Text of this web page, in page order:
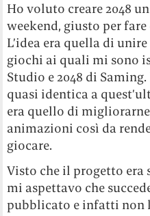
Ho voluto creare 2048
weekend, giusto per
L’idea era quella di
giochi ai quali mi sono
Studio e 2048 di
quasi identica a
era quello di
animazioni così da
giocare.
Visto che il progetto era
mi aspettavo che
pubblicato e infatti non